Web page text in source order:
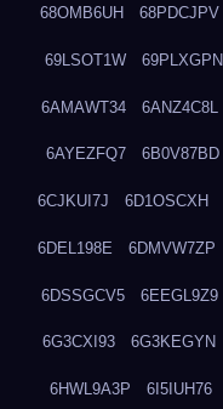
68OMB6UH 68PDCJPV
69LSOT1W 69PLXGPN
6AMAWT34 6ANZ4C8L
6AYEZFQ7 6B0V87BD
6CJKUI7J 6D1OSCXH
6DEL198E 6DMVW7ZP
6DSSGCV5 6EEGL9Z9
6G3CXI93 6G3KEGYN
6HWL9A3P 6I5IUH76